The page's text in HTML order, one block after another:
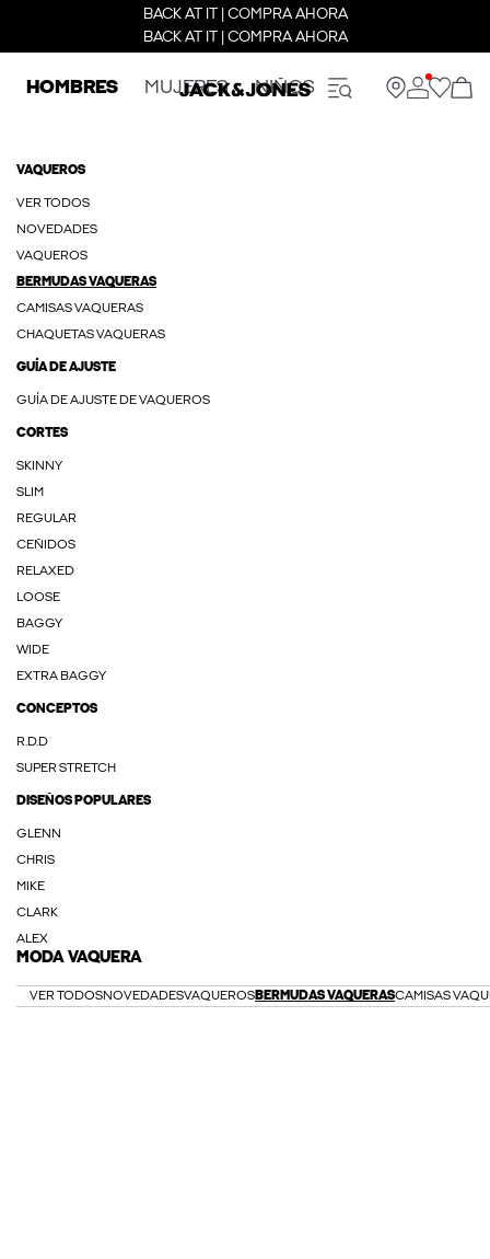
BACK AT IT | COMPRA AHORA
BACK AT IT | COMPRA AHORA
HOMBRES MUJERES NIÑOS
VAQUEROS
VER TODOS
NOVEDADES
VAQUEROS
BERMUDAS VAQUERAS
CAMISAS VAQUERAS
CHAQUETAS VAQUERAS
GUÍA DE AJUSTE
GUÍA DE AJUSTE DE VAQUEROS
CORTES
SKINNY
SLIM
REGULAR
CEÑIDOS
RELAXED
LOOSE
BAGGY
WIDE
EXTRA BAGGY
CONCEPTOS
R.D.D
SUPER STRETCH
DISEÑOS POPULARES
GLENN
CHRIS
MIKE
CLARK
ALEX
MODA VAQUERA
VER TODOSNOVEDADESVAQUEROSBERMUDAS VAQUERASCAMISAS